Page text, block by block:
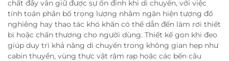
chất đầy vẫn giữ được sự ổn định khi di chuyển, với việc
tính toán phân bổ trọng lượng nhằm ngăn hiện tượng đổ
nghiêng hay thao tác khó khăn có thể dẫn đến làm rơi thiết
bị hoặc chấn thương cho người dùng. Thiết kế gọn khi đeo
giúp duy trì khả năng di chuyển trong không gian hẹp như
cabin thuyền, vùng thực vật rậm rạp hoặc các bến câu